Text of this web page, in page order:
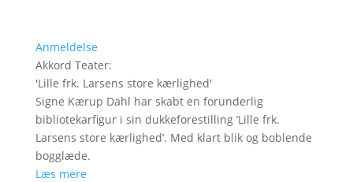
Anmeldelse
Akkord Teater:
'Lille frk. Larsens store kærlighed'
Signe Kærup Dahl har skabt en forunderlig
bibliotekarfigur i sin dukkeforestilling ’Lille frk.
Larsens store kærlighed’. Med klart blik og boblende
bogglæde.
Læs mere